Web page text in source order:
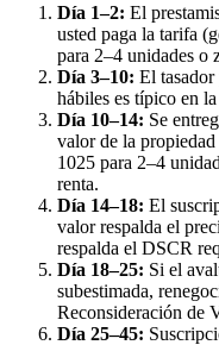
Día 1–2: El
usted paga la tarifa
para 2–4 unidades o
Día 3–10: El
hábiles es típico en
Día 10–14: Se
valor de la propiedad
1025 para 2–4
renta.
Día 14–18: El
valor respalda el
respalda el DSCR
Día 18–25: Si el
subestimada,
Reconsideración de
Día 25–45: